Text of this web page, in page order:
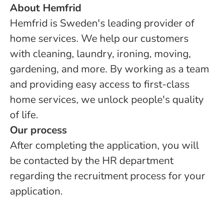
About Hemfrid
Hemfrid is Sweden's leading provider of
home services. We help our customers
with cleaning, laundry, ironing, moving,
gardening, and more. By working as a team
and providing easy access to first-class
home services, we unlock people's quality
of life.
Our process
After completing the application, you will
be contacted by the HR department
regarding the recruitment process for your
application.